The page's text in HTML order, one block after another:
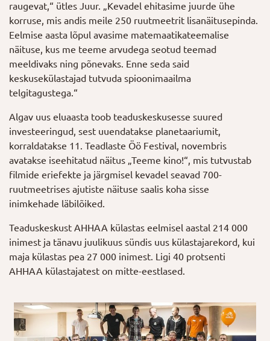
raugevat,“ ütles Juur. „Kevadel ehitasime juurde ühe
korruse, mis andis meile 250 ruutmeetrit lisanäitusepinda.
Eelmise aasta lõpul avasime matemaatikateemalise
näituse, kus me teeme arvudega seotud teemad
meeldivaks ning põnevaks. Enne seda said
keskusekülastajad tutvuda spioonimaailma
telgitagustega.“
Algav uus eluaasta toob teaduskeskusesse suured
investeeringud, sest uuendatakse planetaariumit,
korraldatakse 11. Teadlaste Öö Festival, novembris
avatakse iseehitatud näitus „Teeme kino!“, mis tutvustab
filmide eriefekte ja järgmisel kevadel seavad 700-
ruutmeetrises ajutiste näituse saalis koha sisse
inimkehade läbilõiked.
Teaduskeskust AHHAA külastas eelmisel aastal 214 000
inimest ja tänavu juulikuus sündis uus külastajarekord, kui
maja külastas pea 27 000 inimest. Ligi 40 protsenti
AHHAA külastajatest on mitte-eestlased.